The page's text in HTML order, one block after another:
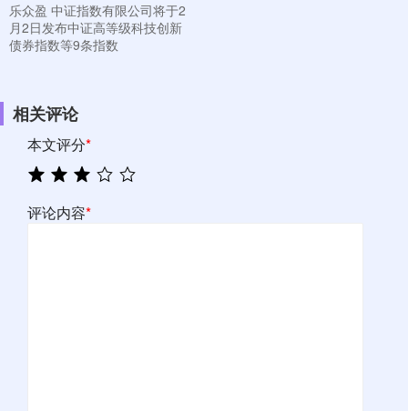
乐众盈 中证指数有限公司将于2
月2日发布中证高等级科技创新
债券指数等9条指数
相关评论
本文评分*
评论内容*